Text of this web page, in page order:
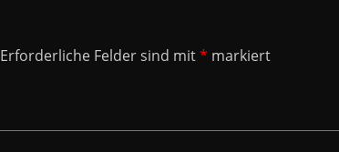
Erforderliche Felder sind mit* markiert